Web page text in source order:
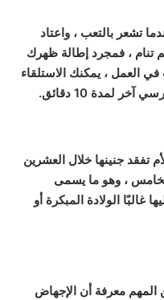
تشعر بالتعب ، واعتاد
تنام ، فمجرد إطالة ظهرك
العمل ، يمكنك الاستلقاء
لمدة 10 دقائق.
جنينها خلال العشرين
، وهو ما يسمى
غالبًا الولادة المبكرة أو
معرفة أن الإجهاض